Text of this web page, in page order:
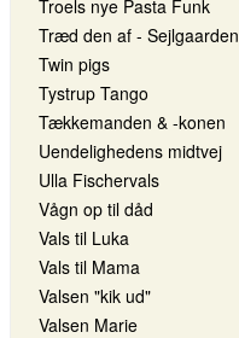
Troels nye Pasta Funk
Træd den af - Sejlgaarden
Twin pigs
Tystrup Tango
Tækkemanden & -konen
Uendelighedens midtvej
Ulla Fischervals
Vågn op til dåd
Vals til Luka
Vals til Mama
Valsen "kik ud"
Valsen Marie